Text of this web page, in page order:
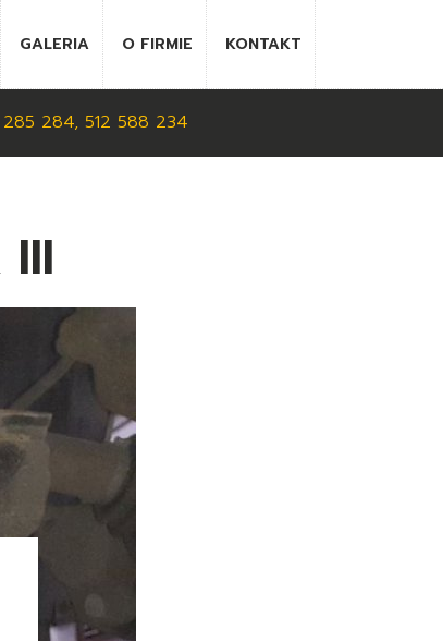
GALERIA O FIRMIE KONTAKT
284, 512 588 234
III